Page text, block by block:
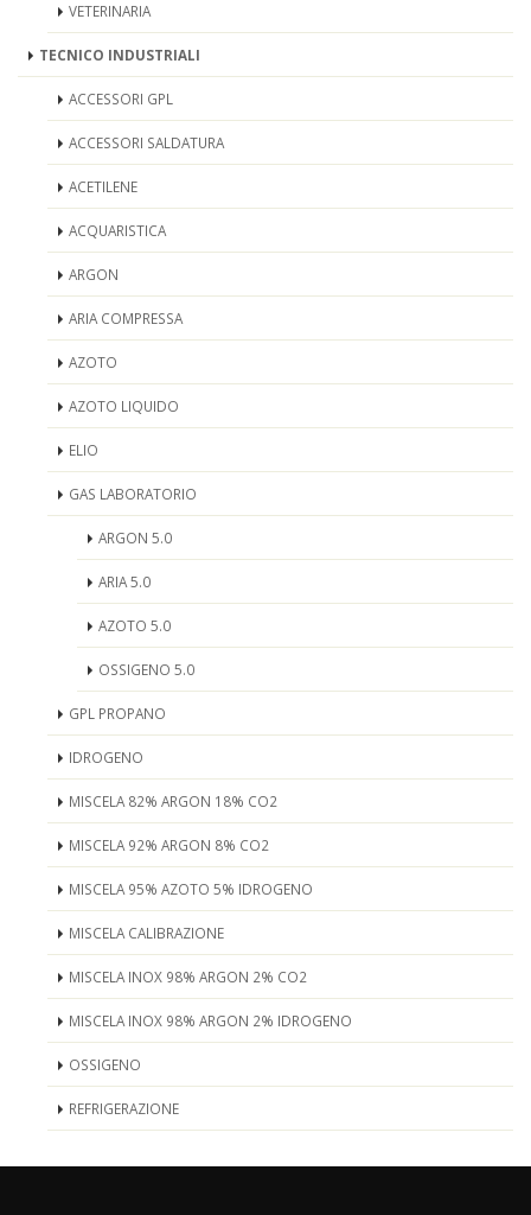
VETERINARIA
TECNICO INDUSTRIALI
ACCESSORI GPL
ACCESSORI SALDATURA
ACETILENE
ACQUARISTICA
ARGON
ARIA COMPRESSA
AZOTO
AZOTO LIQUIDO
ELIO
GAS LABORATORIO
ARGON 5.0
ARIA 5.0
AZOTO 5.0
OSSIGENO 5.0
GPL PROPANO
IDROGENO
MISCELA 82% ARGON 18% CO2
MISCELA 92% ARGON 8% CO2
MISCELA 95% AZOTO 5% IDROGENO
MISCELA CALIBRAZIONE
MISCELA INOX 98% ARGON 2% CO2
MISCELA INOX 98% ARGON 2% IDROGENO
OSSIGENO
REFRIGERAZIONE